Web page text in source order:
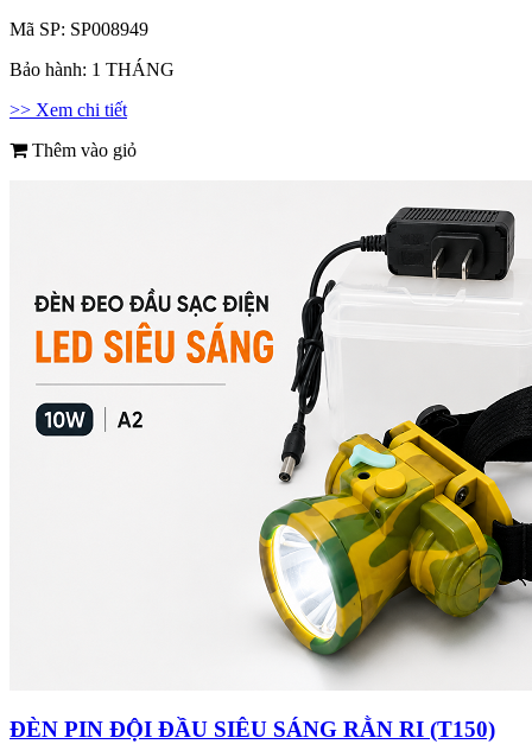
Mã SP: SP008949
Bảo hành: 1 THÁNG
>> Xem chi tiết
Thêm vào giỏ
ĐÈN PIN ĐỘI ĐẦU SIÊU SÁNG RẰN RI (T150)